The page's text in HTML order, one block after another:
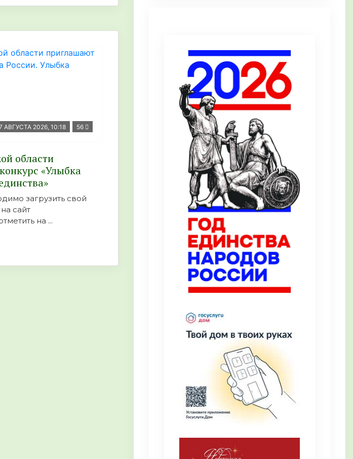
АВГУСТА 2026, 10:18 56
области
«Улыбка
загрузить свой
сайт
на ...